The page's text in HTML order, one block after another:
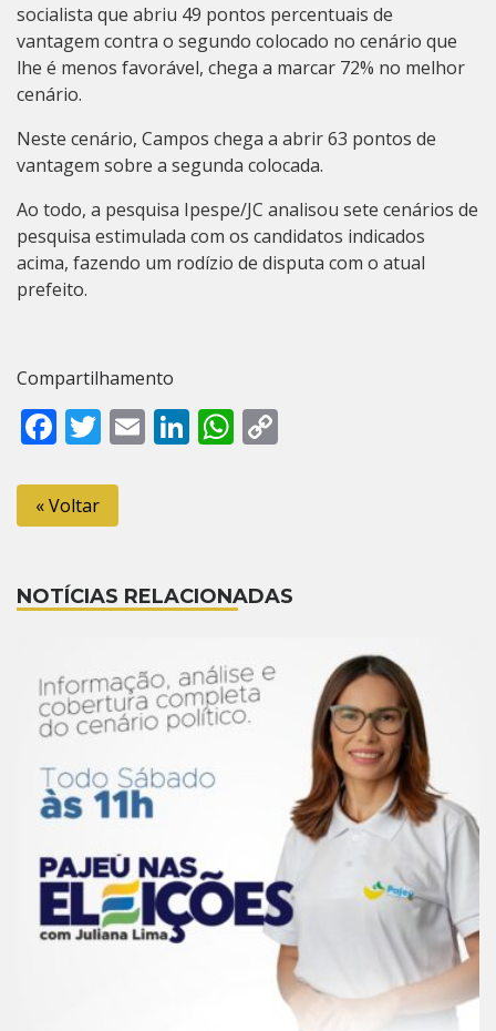
socialista que abriu 49 pontos percentuais de
vantagem contra o segundo colocado no cenário que
lhe é menos favorável, chega a marcar 72% no melhor
cenário.
Neste cenário, Campos chega a abrir 63 pontos de
vantagem sobre a segunda colocada.
Ao todo, a pesquisa Ipespe/JC analisou sete cenários de
pesquisa estimulada com os candidatos indicados
acima, fazendo um rodízio de disputa com o atual
prefeito.
Compartilhamento
Facebook
Twitter
EmailLinkedIn
WhatsApp
« Voltar
NOTÍCIAS RELACIONADAS